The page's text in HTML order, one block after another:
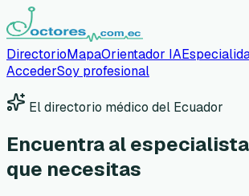
DirectorioMapaOrientador IA
AccederSoy profesional
El directorio médico del Ecuador
Encuentra al
que necesitas